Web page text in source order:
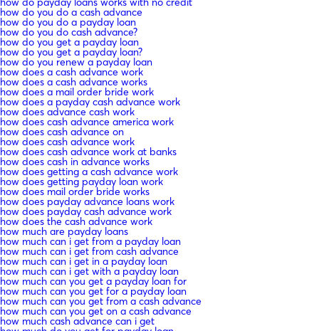
how do you do a cash advance
how do you do a payday loan
how do you do cash advance?
how do you get a payday loan
how do you get a payday loan?
how do you renew a payday loan
how does a cash advance work
how does a cash advance works
how does a mail order bride work
how does a payday cash advance work
how does advance cash work
how does cash advance america work
how does cash advance on
how does cash advance work
how does cash advance work at banks
how does cash in advance works
how does getting a cash advance work
how does getting payday loan work
how does mail order bride works
how does payday advance loans work
how does payday cash advance work
how does the cash advance work
how much are payday loans
how much can i get from a payday loan
how much can i get from cash advance
how much can i get in a payday loan
how much can i get with a payday loan
how much can you get a payday loan for
how much can you get for a payday loan
how much can you get from a cash advance
how much can you get on a cash advance
how much cash advance can i get